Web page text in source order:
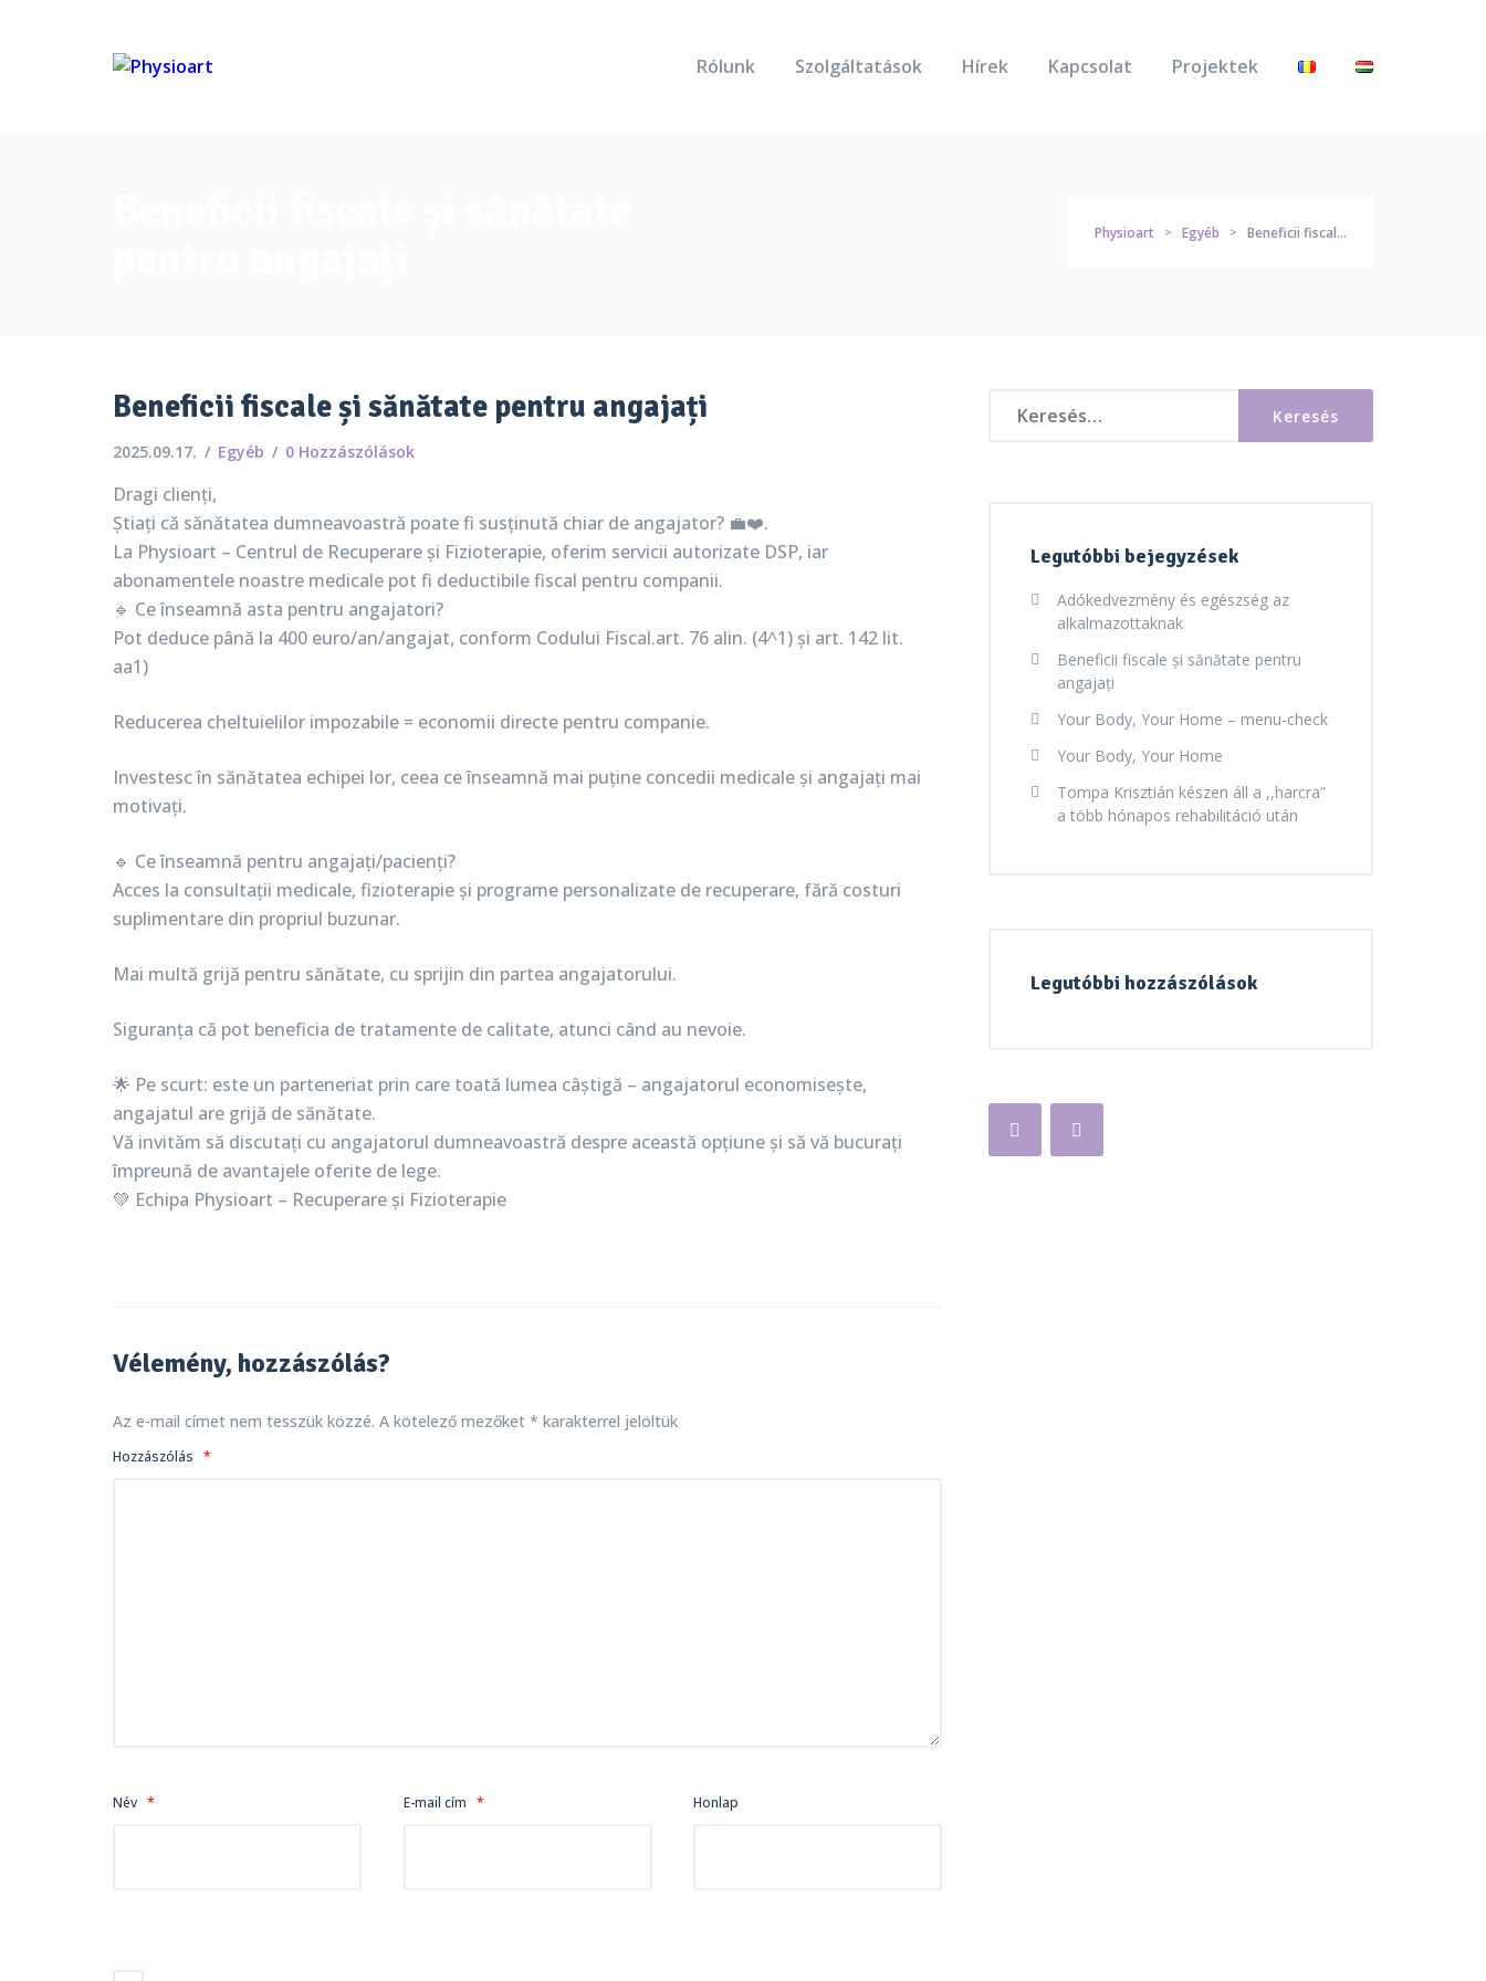
Rólunk Szolgáltatások Hírek Kapcsolat Projektek
Physioart > Egyéb > Beneficii fiscale și sănătate pentru angajați
Beneficii fiscale și sănătate pentru angajați
2025.09.17. Egyéb 0 Hozzászólások
Dragi clienți,
Știați că sănătatea dumneavoastră poate fi susținută chiar de angajator? 💼❤️.
La Physioart – Centrul de Recuperare și Fizioterapie, oferim servicii autorizate DSP, iar
abonamentele noastre medicale pot fi deductibile fiscal pentru companii.
🔹 Ce înseamnă asta pentru angajatori?
Pot deduce până la 400 euro/an/angajat, conform Codului Fiscal.art. 76 alin. (4^1) și art. 142 lit.
aa1)
Reducerea cheltuielilor impozabile = economii directe pentru companie.
Investesc în sănătatea echipei lor, ceea ce înseamnă mai puține concedii medicale și angajați mai
motivați.
🔹 Ce înseamnă pentru angajați/pacienți?
Acces la consultații medicale, fizioterapie și programe personalizate de recuperare, fără costuri
suplimentare din propriul buzunar.
Mai multă grijă pentru sănătate, cu sprijin din partea angajatorului.
Siguranța că pot beneficia de tratamente de calitate, atunci când au nevoie.
🌟 Pe scurt: este un parteneriat prin care toată lumea câștigă – angajatorul economisește,
angajatul are grijă de sănătate.
Vă invităm să discutați cu angajatorul dumneavoastră despre această opțiune și să vă bucurați
împreună de avantajele oferite de lege.
💚 Echipa Physioart – Recuperare și Fizioterapie
Vélemény, hozzászólás?
Az e-mail címet nem tesszük közzé. A kötelező mezőket * karakterrel jelöltük
Hozzászólás *
Név * E-mail cím * Honlap
Legutóbbi bejegyzések
Adókedvezmény és egészség az
alkalmazottaknak
Beneficii fiscale și sănătate pentru
angajați
Your Body, Your Home – menu-check
Your Body, Your Home
Tompa Krisztián készen áll a ,,harcra”
a több hónapos rehabilitáció után
Legutóbbi hozzászólások